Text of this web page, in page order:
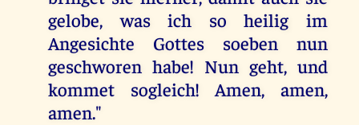
gelobe, was ich so heilig im
Angesichte Gottes soeben nun
geschworen habe! Nun geht, und
kommet sogleich! Amen, amen,
amen."